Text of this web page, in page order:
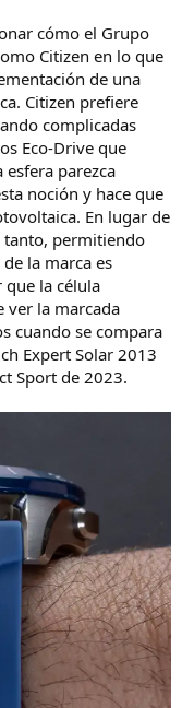
cómo el Grupo
Citizen en lo que
de una
Citizen prefiere
complicadas
Eco-Drive que
parezca
noción y hace que
En lugar de
tanto, permitiendo
la marca es
que la célula
ver la marcada
cuando se compara
Expert Solar 2013
Sport de 2023.